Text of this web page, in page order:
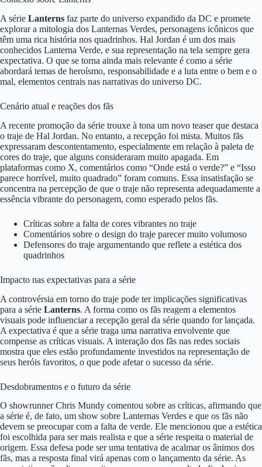
A série Lanterns faz parte do universo expandido da DC e promete
explorar a mitologia dos Lanternas Verdes, personagens icônicos que
têm uma rica história nos quadrinhos. Hal Jordan é um dos mais
conhecidos Lanterna Verde, e sua representação na tela sempre gera
expectativa. O que se torna ainda mais relevante é como a série
abordará temas de heroísmo, responsabilidade e a luta entre o bem e o
mal, elementos centrais nas narrativas do universo DC.
Cenário atual e reações dos fãs
A recente promoção da série trouxe à tona um novo teaser que destaca
o traje de Hal Jordan. No entanto, a recepção foi mista. Muitos fãs
expressaram descontentamento, especialmente em relação à paleta de
cores do traje, que alguns consideraram muito apagada. Em
plataformas como X, comentários como “Onde está o verde?” e “Isso
parece horrível, muito quadrado” foram comuns. Essa insatisfação se
concentra na percepção de que o traje não representa adequadamente a
essência vibrante do personagem, como esperado pelos fãs.
Críticas sobre a falta de cores vibrantes no traje
Comentários sobre o design do traje parecer muito volumoso
Defensores do traje argumentando que reflete a estética dos
quadrinhos
Impacto nas expectativas para a série
A controvérsia em torno do traje pode ter implicações significativas
para a série Lanterns. A forma como os fãs reagem a elementos
visuais pode influenciar a recepção geral da série quando for lançada.
A expectativa é que a série traga uma narrativa envolvente que
compense as críticas visuais. A interação dos fãs nas redes sociais
mostra que eles estão profundamente investidos na representação de
seus heróis favoritos, o que pode afetar o sucesso da série.
Desdobramentos e o futuro da série
O showrunner Chris Mundy comentou sobre as críticas, afirmando que
a série é, de fato, um show sobre Lanternas Verdes e que os fãs não
devem se preocupar com a falta de verde. Ele mencionou que a estética
foi escolhida para ser mais realista e que a série respeita o material de
origem. Essa defesa pode ser uma tentativa de acalmar os ânimos dos
fãs, mas a resposta final virá apenas com o lançamento da série. As